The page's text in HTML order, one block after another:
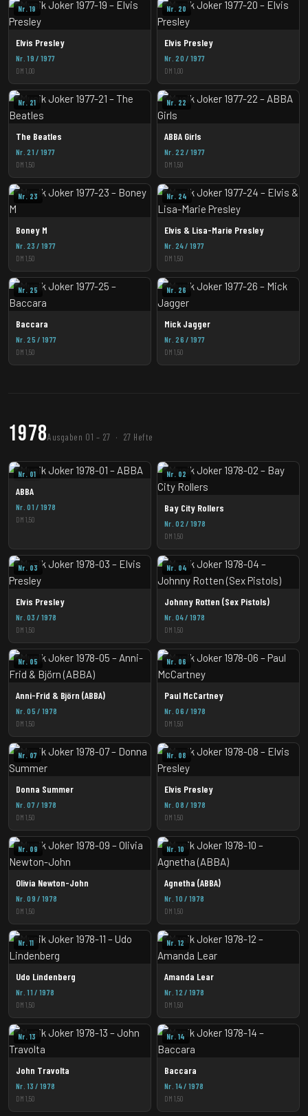
Nr. 19
Elvis Presley
Nr. 19 / 1977
DM 1,00
Nr. 20
Elvis Presley
Nr. 20 / 1977
DM 1,00
Nr. 21
The Beatles
Nr. 21 / 1977
DM 1,50
Nr. 22
ABBA Girls
Nr. 22 / 1977
DM 1,50
Nr. 23
Boney M
Nr. 23 / 1977
DM 1,50
Nr. 24
Elvis & Lisa-Marie Presley
Nr. 24 / 1977
DM 1,50
Nr. 25
Baccara
Nr. 25 / 1977
DM 1,50
Nr. 26
Mick Jagger
Nr. 26 / 1977
DM 1,50
1978Ausgaben 01 – 27 · 27 Hefte
Nr. 01
ABBA
Nr. 01 / 1978
DM 1,50
Nr. 02
Bay City Rollers
Nr. 02 / 1978
DM 1,50
Nr. 03
Elvis Presley
Nr. 03 / 1978
DM 1,50
Nr. 04
Johnny Rotten (Sex Pistols)
Nr. 04 / 1978
DM 1,50
Nr. 05
Anni-Frid & Björn (ABBA)
Nr. 05 / 1978
DM 1,50
Nr. 06
Paul McCartney
Nr. 06 / 1978
DM 1,50
Nr. 07
Donna Summer
Nr. 07 / 1978
DM 1,50
Nr. 08
Elvis Presley
Nr. 08 / 1978
DM 1,50
Nr. 09
Olivia Newton-John
Nr. 09 / 1978
DM 1,50
Nr. 10
Agnetha (ABBA)
Nr. 10 / 1978
DM 1,50
Nr. 11
Udo Lindenberg
Nr. 11 / 1978
DM 1,50
Nr. 12
Amanda Lear
Nr. 12 / 1978
DM 1,50
Nr. 13
John Travolta
Nr. 13 / 1978
DM 1,50
Nr. 14
Baccara
Nr. 14 / 1978
DM 1,50